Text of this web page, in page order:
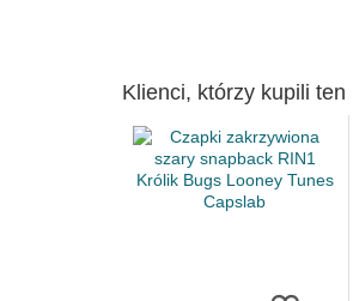
Klienci, którzy kupili